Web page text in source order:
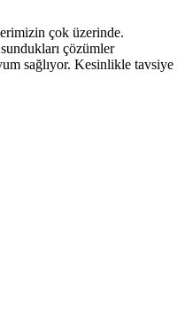
çok üzerinde.
çözümler
sağlıyor. Kesinlikle tavsiye